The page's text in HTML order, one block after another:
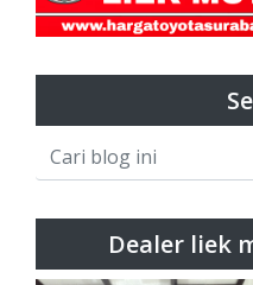
Dealer liek